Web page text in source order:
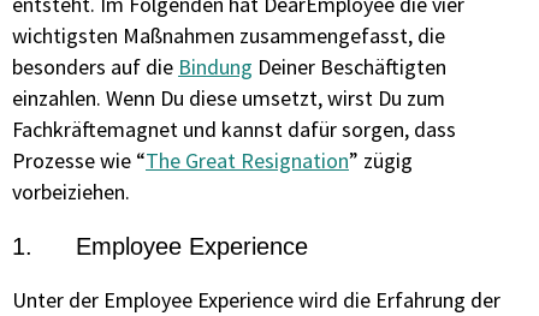
wichtigsten Maßnahmen zusammengefasst, die
besonders auf die Bindung Deiner Beschäftigten
einzahlen. Wenn Du diese umsetzt, wirst Du zum
Fachkräftemagnet und kannst dafür sorgen, dass
Prozesse wie “The Great Resignation” zügig
vorbeiziehen.
1. Employee Experience
Unter der Employee Experience wird die Erfahrung der